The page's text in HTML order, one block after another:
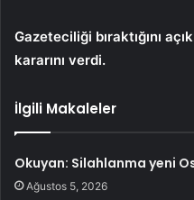
Gazeteciliği bıraktığını
kararını verdi.
İlgili Makaleler
Okuyan: Silahlanma yeni
Ağustos 5, 2026